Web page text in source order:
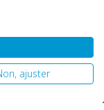
Mentions légales|
du site
ajuster